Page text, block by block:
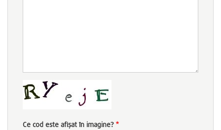
Ce cod este afișat în imagine?